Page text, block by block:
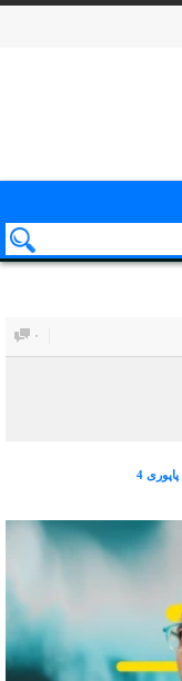
۰
پاپوری 4